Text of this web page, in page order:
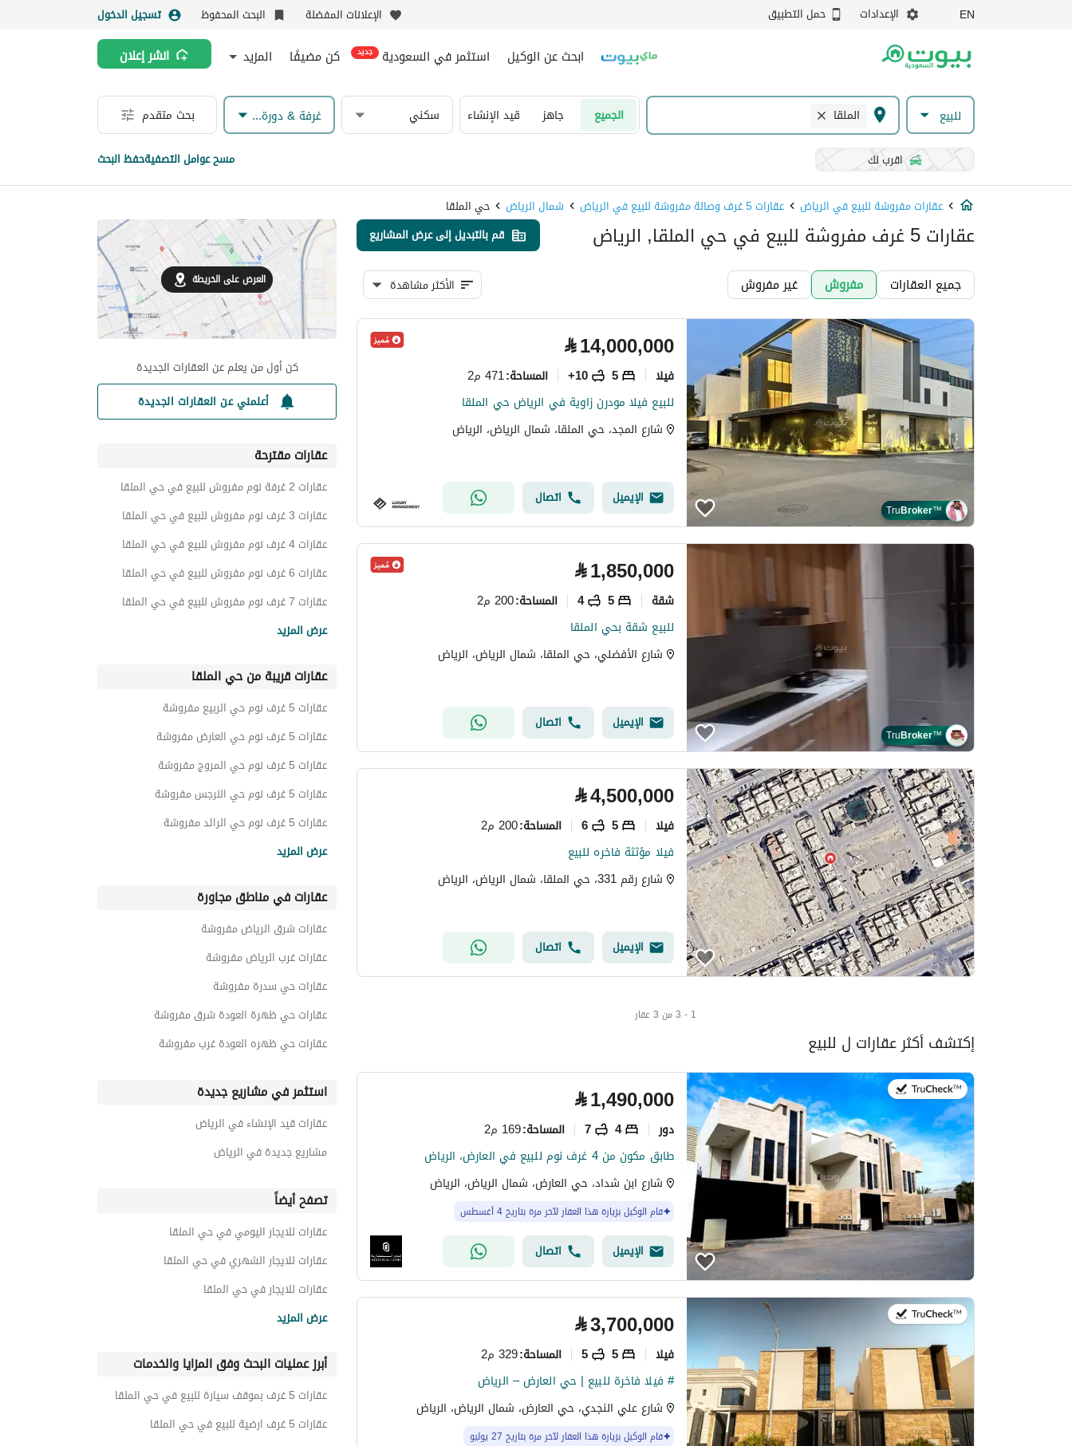
EN الإعدادات حمل التطبيق الإعلانات المفضلة البحث المحفوظ تسجيل الدخول
ابحث عن الوكيل استثمر في السعودية جديد كن مضيفًا المزيد انشر إعلان
للبيع الملقا الجميع جاهز قيد الإنشاء سكني غرفة & دورة مياه بحث متقدم
اقرب لك مسح عوامل التصفيةحفظ البحث
عقارات مفروشة للبيع في الرياض عقارات 5 غرف وصالة مفروشة للبيع في الرياض شمال الرياض حي الملقا
عقارات 5 غرف مفروشة للبيع في حي الملقا, الرياض قم بالتبديل إلى عرض المشاريع
جميع العقارات مفروش غير مفروش الأكثر مشاهدة
TruBroker™
⃁14,000,000
فیلا 5
10+ المساحة:471 م2
للبيع فيلا مودرن زاوية في الرياض حي الملقا
شارع المجد، حي الملقا، شمال الرياض، الرياض
الإيميل اتصال
TruBroker™
⃁1,850,000
شقة 5
4 المساحة:200 م2
للبيع شقة بحي الملقا
شارع الأفضلي، حي الملقا، شمال الرياض، الرياض
الإيميل اتصال
⃁4,500,000
فیلا 5
6 المساحة:200 م2
فيلا مؤثثة فاخره للبيع
شارع رقم 331، حي الملقا، شمال الرياض، الرياض
الإيميل اتصال
1 - 3 من 3 عقار
إكتشف أكثر عقارات ل للبيع
⃁1,490,000
دور 4
7 المساحة:169 م2
طابق مكون من 4 غرف نوم للبيع في العارض، الرياض
شارع ابن شداد، حي العارض، شمال الرياض، الرياض
قام الوكيل بزيارة هذا العقار لآخر مرة بتاريخ 4 أغسطس
الإيميل اتصال
⃁3,700,000
فیلا 5
5 المساحة:329 م2
# فيلا فاخرة للبيع | حي العارض – الرياض
شارع علي النجدي، حي العارض، شمال الرياض، الرياض
قام الوكيل بزيارة هذا العقار لآخر مرة بتاريخ 27 يوليو
العرض على الخريطة
كن أول من يعلم عن العقارات الجديدة
أعلمني عن العقارات الجديدة
عقارات مقترحة
عقارات 2 غرفة نوم مفروش للبيع في حي الملقا
عقارات 3 غرف نوم مفروش للبيع في حي الملقا
عقارات 4 غرف نوم مفروش للبيع في حي الملقا
عقارات 6 غرف نوم مفروش للبيع في حي الملقا
عقارات 7 غرف نوم مفروش للبيع في حي الملقا
ادوار مفروش للبيع في حي الملقا
عقارات مفروش للبيع في حي الملقا
عرض المزيد
عقارات قريبة من حي الملقا
عقارات 5 غرف نوم حي الربيع مفروشة
عقارات 5 غرف نوم حي العارض مفروشة
عقارات 5 غرف نوم حي المروج مفروشة
عقارات 5 غرف نوم حي النرجس مفروشة
عقارات 5 غرف نوم حي الرائد مفروشة
عقارات 5 غرف نوم حي ظهرة لبن مفروشة
عقارات 5 غرف نوم حي المهدية مفروشة
عقارات 5 غرف نوم حي العريجاء الوسطى مفروشة
عرض المزيد
عقارات في مناطق مجاورة
عقارات شرق الرياض مفروشة
عقارات غرب الرياض مفروشة
عقارات حي سدرة مفروشة
عقارات حي ظهرة العودة شرق مفروشة
عقارات حي ظهره العودة غرب مفروشة
استثمر في مشاريع جديدة
عقارات قيد الإنشاء في الرياض
مشاريع جديدة في الرياض
تصفح أيضاً
عقارات للايجار اليومي في حي الملقا
عقارات للايجار الشهري في حي الملقا
عقارات للايجار في حي الملقا
عرض المزيد
أبرز عمليات البحث وفق المزايا والخدمات
عقارات 5 غرف بموقف سيارة للبيع في حي الملقا
عقارات 5 غرف ارضية للبيع في حي الملقا